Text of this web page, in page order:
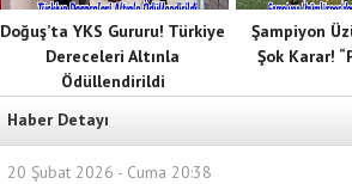
Doğuş’ta YKS Gururu! Türkiye
Dereceleri Altınla
Ödüllendirildi
Şampiyon
Şok Karar!
Haber Detayı
20 Şubat 2026 - Cuma 20:38